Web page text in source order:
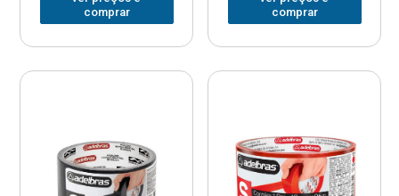
comprar
comprar